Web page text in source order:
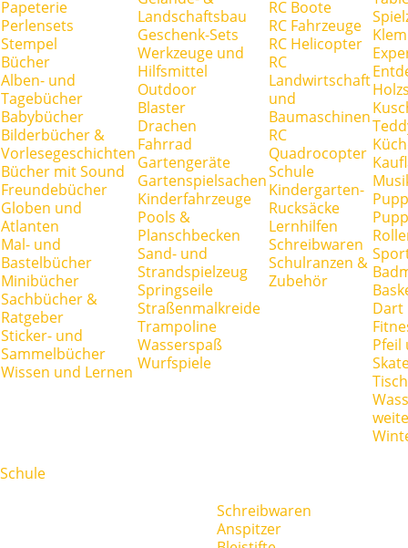
Papeterie
Perlensets
Stempel
Bücher
Alben- und
Tagebücher
Babybücher
Bilderbücher &
Vorlesegeschichten
Bücher mit Sound
Freundebücher
Globen und
Atlanten
Mal- und
Bastelbücher
Minibücher
Sachbücher &
Ratgeber
Sticker- und
Sammelbücher
Wissen und Lernen
Landschaftsbau
Geschenk-Sets
Werkzeuge und
Hilfsmittel
Outdoor
Blaster
Drachen
Fahrrad
Gartengeräte
Gartenspielsachen
Kinderfahrzeuge
Pools &
Planschbecken
Sand- und
Strandspielzeug
Springseile
Straßenmalkreide
Trampoline
Wasserspaß
Wurfspiele
RC Boote
RC Fahrzeuge
RC Helicopter
RC
Landwirtschaft
und
Baumaschinen
RC
Quadrocopter
Schule
Kindergarten-
Rucksäcke
Lernhilfen
Schreibwaren
Schulranzen &
Zubehör
Dart
Pfeil
Schule
Schreibwaren
Anspitzer